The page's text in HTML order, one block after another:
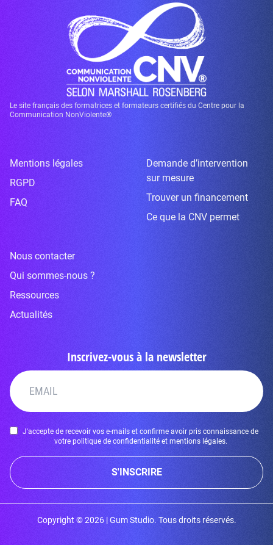
Le site français des formatrices et formateurs certifiés du Centre pour la
Communication NonViolente®
Mentions légales
RGPD
FAQ
Demande d’intervention
sur mesure
Trouver un financement
Ce que la CNV permet
Nous contacter
Qui sommes-nous ?
Ressources
Actualités
Inscrivez-vous à la newsletter
J'accepte de recevoir vos e-mails et confirme avoir pris connaissance de
votre politique de confidentialité et mentions légales.
S'INSCRIRE
Copyright © 2026 | Gum Studio. Tous droits réservés.